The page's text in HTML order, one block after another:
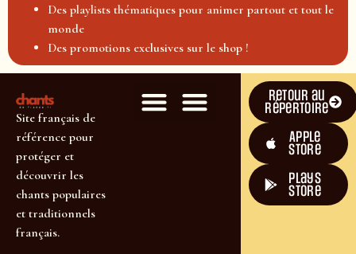
Des playlists thématiques pour animer partout et tout le
monde
Des promotions exclusives sur le shop !
Site français de
référence pour
protéger et
découvrir les
chants populaires
et traditionnels
français.
Retour au
répertoire
Apple
Store
plays
store